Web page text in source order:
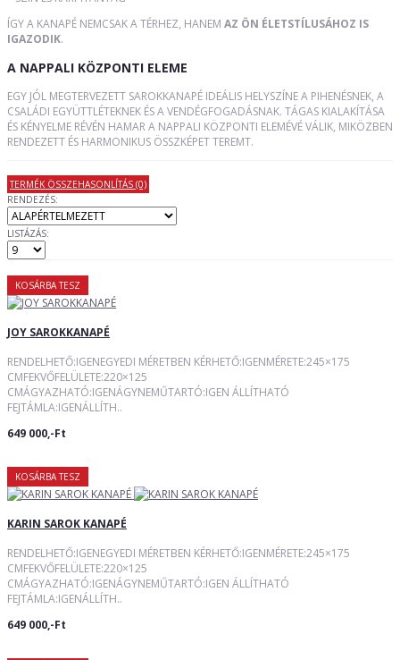
ÍGY A KANAPÉ NEMCSAK A TÉRHEZ, HANEM AZ ÖN ÉLETSTÍLUSÁHOZ IS
IGAZODIK.
A NAPPALI KÖZPONTI ELEME
EGY JÓL MEGTERVEZETT SAROKKANAPÉ IDEÁLIS HELYSZÍNE A PIHENÉSNEK, A
CSALÁDI EGYÜTTLÉTEKNEK ÉS A VENDÉGFOGADÁSNAK. TÁGAS KIALAKÍTÁSA
ÉS KÉNYELME RÉVÉN HAMAR A NAPPALI KÖZPONTI ELEMÉVÉ VÁLIK, MIKÖZBEN
RENDEZETT ÉS HARMONIKUS ÖSSZKÉPET TEREMT.
TERMÉK ÖSSZEHASONLÍTÁS (0)
RENDEZÉS:
LISTÁZÁS:
KOSÁRBA TESZ
JOY SAROKKANAPÉ
RENDELHETŐ:IGENEGYEDI MÉRETBEN KÉRHETŐ:IGENMÉRETE:245×175
CMFEKVŐFELÜLETE:220×125
CMÁGYAZHATÓ:IGENÁGYNEMŰTARTÓ:IGEN ÁLLÍTHATÓ
FEJTÁMLA:IGENÁLLÍTH..
649 000,-Ft
KOSÁRBA TESZ
KARIN SAROK KANAPÉ
RENDELHETŐ:IGENEGYEDI MÉRETBEN KÉRHETŐ:IGENMÉRETE:245×175
CMFEKVŐFELÜLETE:220×125
CMÁGYAZHATÓ:IGENÁGYNEMŰTARTÓ:IGEN ÁLLÍTHATÓ
FEJTÁMLA:IGENÁLLÍTH..
649 000,-Ft